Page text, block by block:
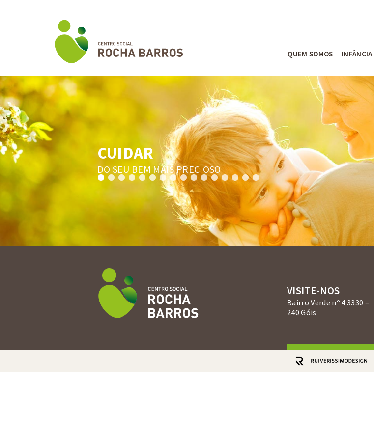
QUEM SOMOS INFÂNCIA
CUIDAR
DO SEU BEM MAIS PRECIOSO
VISITE-NOS
Bairro Verde nº 4 3330 –
240 Góis